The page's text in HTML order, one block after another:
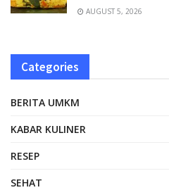
AUGUST 5, 2026
Categories
BERITA UMKM
KABAR KULINER
RESEP
SEHAT